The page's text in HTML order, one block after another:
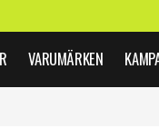
VARUMÄRKEN